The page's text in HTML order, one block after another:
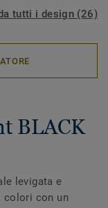
tutti i design (26)
BLACK
levigata e
colori con un